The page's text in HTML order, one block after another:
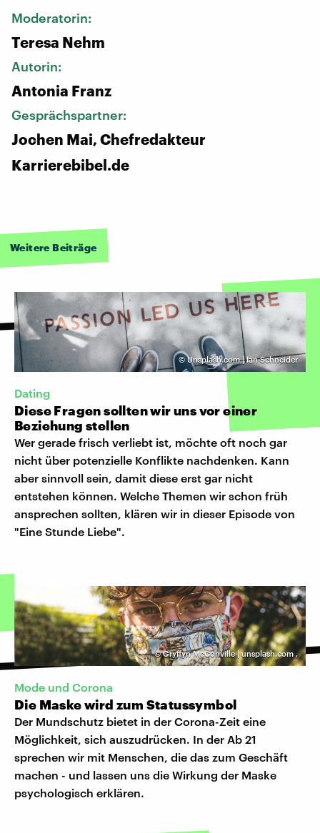
Moderatorin:
Teresa Nehm
Autorin:
Antonia Franz
Gesprächspartner:
Jochen Mai, Chefredakteur
Karrierebibel.de
Weitere Beiträge
©Unsplash.com | Ian Schneider
Dating
Diese Fragen sollten wir uns vor einer
Beziehung stellen
Wer gerade frisch verliebt ist, möchte oft noch gar
nicht über potenzielle Konflikte nachdenken. Kann
aber sinnvoll sein, damit diese erst gar nicht
entstehen können. Welche Themen wir schon früh
ansprechen sollten, klären wir in dieser Episode von
"Eine Stunde Liebe".
©Gryffyn McConville | unsplash.com ,
Mode und Corona
Die Maske wird zum Statussymbol
Der Mundschutz bietet in der Corona-Zeit eine
Möglichkeit, sich auszudrücken. In der Ab 21
sprechen wir mit Menschen, die das zum Geschäft
machen - und lassen uns die Wirkung der Maske
psychologisch erklären.